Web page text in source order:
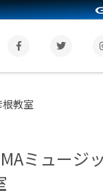
教室
ミュージ